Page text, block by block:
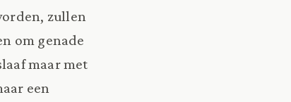
zullen
om genade
maar met
een